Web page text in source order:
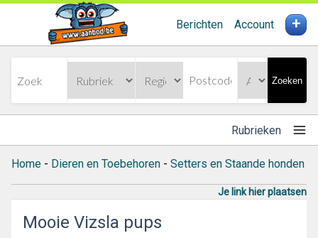
Berichten Account +
Zoeken
Rubrieken
Home - Dieren en Toebehoren - Setters en Staande honden
Je link hier plaatsen
Mooie Vizsla pups